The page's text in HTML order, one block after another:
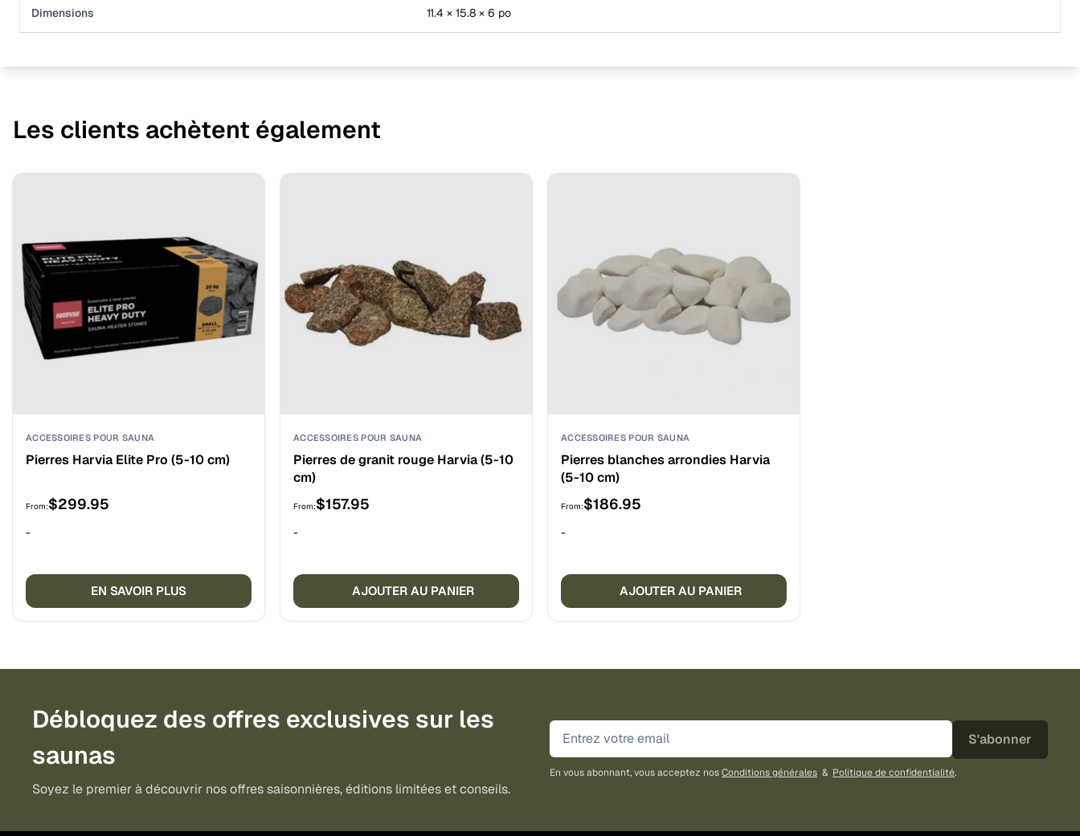
Dimensions 11.4 × 15.8 × 6 po
Les clients achètent également
ACCESSOIRES POUR SAUNA
Pierres Harvia Elite Pro (5-10 cm)
From:$299.95
-
EN SAVOIR PLUS
ACCESSOIRES POUR SAUNA
Pierres de granit rouge Harvia (5-10
cm)
From:$157.95
-
AJOUTER AU PANIER
ACCESSOIRES POUR SAUNA
Pierres blanches arrondies Harvia
(5-10 cm)
From:$186.95
-
AJOUTER AU PANIER
Débloquez des offres exclusives sur les
saunas
Soyez le premier à découvrir nos offres saisonnières, éditions limitées et conseils.
S'abonner
En vous abonnant, vous acceptez nosConditions générales & Politique de confidentialité.